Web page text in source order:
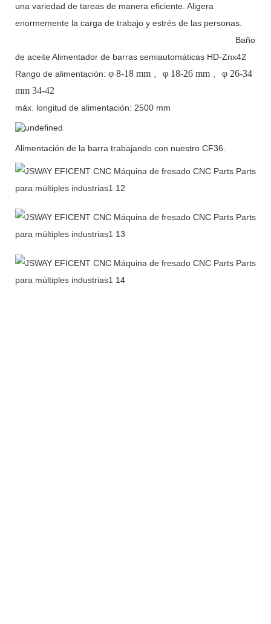
una variedad de tareas de manera eficiente. Aligera
enormemente la carga de trabajo y estrés de las personas.
Baño
de aceite Alimentador de barras semiautomáticas HD-Znx42
Rango de alimentación: φ 8-18 mm 、φ 18-26 mm 、φ 26-34
mm 34-42
máx. longitud de alimentación: 2500 mm
Alimentación de la barra trabajando con nuestro CF36.